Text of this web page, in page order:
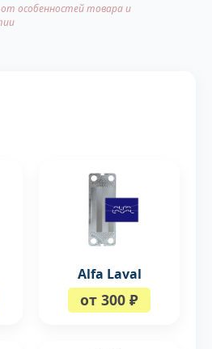
особенностей товара и
Alfa Laval
от 300 ₽